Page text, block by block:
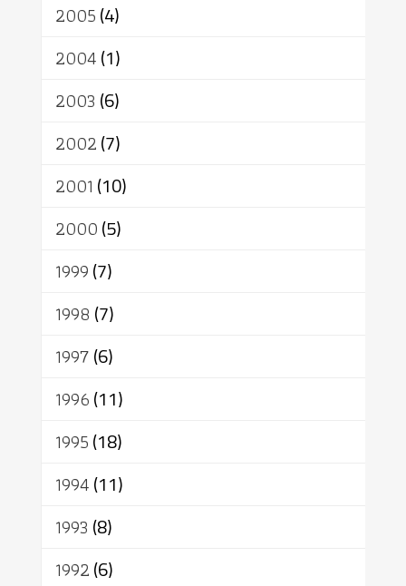
2005(4)
2004(1)
2003 (6)
2002(7)
2001 (10)
2000(5)
1999(7)
1998 (7)
1997(6)
1996(11)
1995(18)
1994(11)
1993 (8)
1992(6)